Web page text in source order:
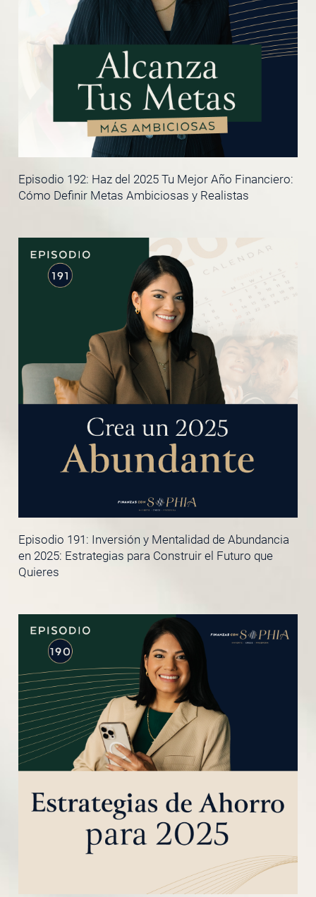
Episodio 192: Haz del 2025 Tu Mejor Año Financiero:
Cómo Definir Metas Ambiciosas y Realistas
Episodio 191: Inversión y Mentalidad de Abundancia
en 2025: Estrategias para Construir el Futuro que
Quieres